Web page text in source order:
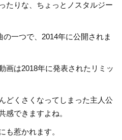
たりな、ちょっとノスタルジー
一つで、2014年に公開されま
画は2018年に発表されたリミッ
どくさくなってしまった主人公
感できますよね。
も惹かれます。